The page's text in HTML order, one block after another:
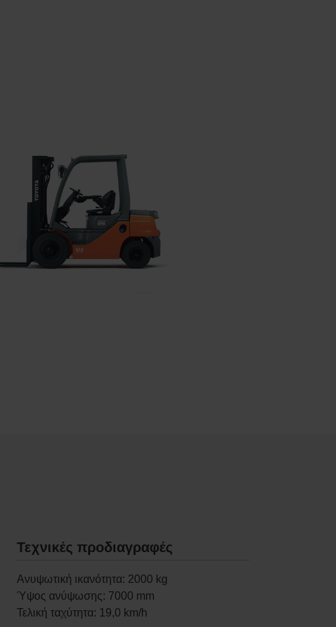
Τεχνικές προδιαγραφές
Ανυψωτική ικανότητα: 2000 kg
Ύψος ανύψωσης: 7000 mm
Τελική ταχύτητα: 19,0 km/h